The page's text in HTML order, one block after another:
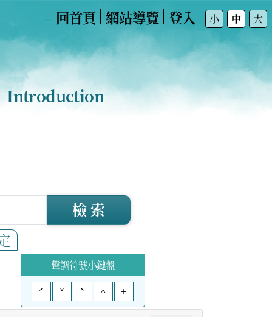
回首頁 網站導覽 登入 小 中 大
Introduction
檢 索
聲調符號小鍵盤
ˊ
ˇ ˋ ^ +